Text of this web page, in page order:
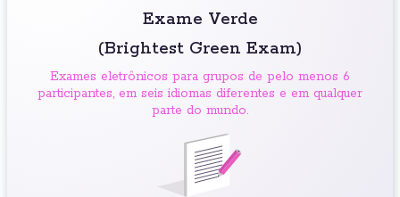
Exame Verde
(Brightest Green Exam)
Exames eletrônicos para grupos de pelo menos 6
participantes, em seis idiomas diferentes e em qualquer
parte do mundo.